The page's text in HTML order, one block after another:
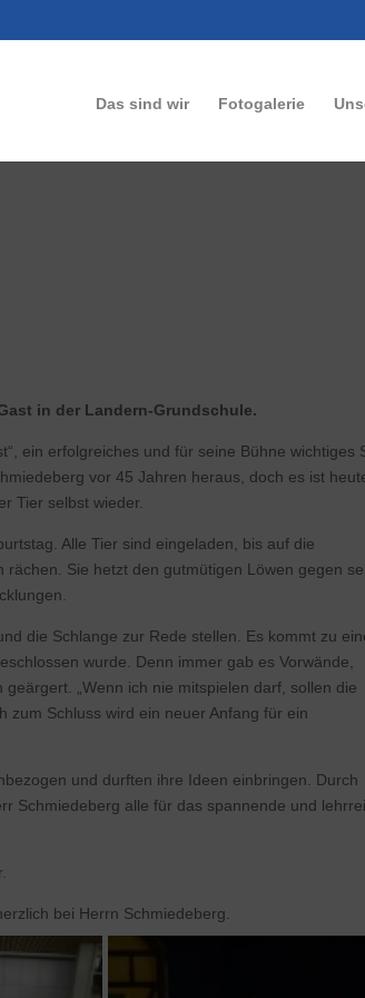
Das sind wir Fotogalerie
in der Landern-Grundschule.
ein erfolgreiches und für seine Bühne wichtiges
vor 45 Jahren heraus, doch es ist
Tier selbst wieder.
Alle Tier sind eingeladen, bis auf die
Sie hetzt den gutmütigen Löwen gegen
die Schlange zur Rede stellen. Es kommt zu
wurde. Denn immer gab es Vorwände,
„Wenn ich nie mitspielen darf, sollen die
zum Schluss wird ein neuer Anfang für ein
und durften ihre Ideen einbringen. Durch
Schmiedeberg alle für das spannende und
bei Herrn Schmiedeberg.